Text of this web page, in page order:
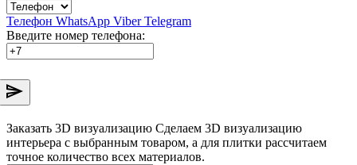
Телефон WhatsApp ViberTelegram
Введите номер телефона:
Заказать 3D визуализацию Сделаем 3D визуализацию
интерьера с выбранным товаром, а для плитки рассчитаем
точное количество всех материалов.